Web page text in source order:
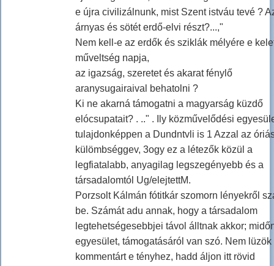
e újra civilizálnunk, mist Szent istváu tevé ?
árnyas és sötét erdő-elvi részt?...,"
Nem kell-e az erdők és sziklák mélyére e
műveltség napja,
az igazság, szeretet és akarat fénylő
aranysugairaival behatolni ?
Ki ne akarná támogatni a magyarság küzdő
elócsupatait? . .." . Ily közművelődési
tulajdonképpen a Dundntvli is 1 Azzal az
külömbséggev, 3ogy ez a létezők közül a
legfiatalabb, anyagilag legszegényebb és a
társadalomtól Ug/elejtettM.
Porzsolt Kálmán fótitkár szomorn lényekről
be. Számát adu annak, hogy a társadalom
legtehetségesebbjei távol álltnak akkor;
egyesület, támogatásáról van szó. Nem lüzök
kommentárt e tényhez, hadd áljon itt rövid